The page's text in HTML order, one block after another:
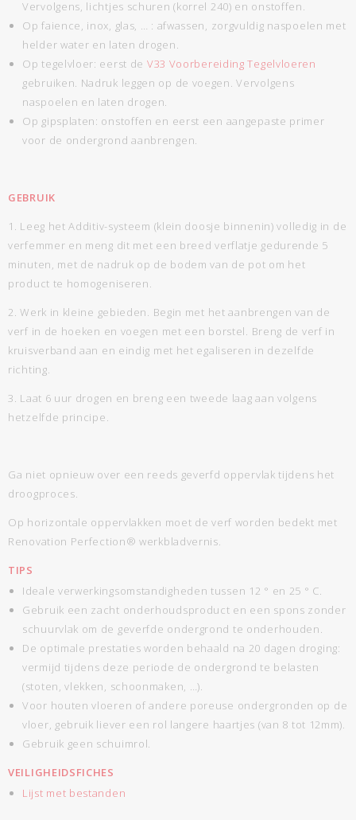
Vervolgens, lichtjes schuren (korrel 240) en onstoffen.
Op faience, inox, glas, … : afwassen, zorgvuldig naspoelen met
helder water en laten drogen.
Op tegelvloer: eerst de V33 Voorbereiding Tegelvloeren
gebruiken. Nadruk leggen op de voegen. Vervolgens
naspoelen en laten drogen.
Op gipsplaten: onstoffen en eerst een aangepaste primer
voor de ondergrond aanbrengen.
GEBRUIK
1. Leeg het Additiv-systeem (klein doosje binnenin) volledig in de
verfemmer en meng dit met een breed verflatje gedurende 5
minuten, met de nadruk op de bodem van de pot om het
product te homogeniseren.
2. Werk in kleine gebieden. Begin met het aanbrengen van de
verf in de hoeken en voegen met een borstel. Breng de verf in
kruisverband aan en eindig met het egaliseren in dezelfde
richting.
3. Laat 6 uur drogen en breng een tweede laag aan volgens
hetzelfde principe.
Ga niet opnieuw over een reeds geverfd oppervlak tijdens het
droogproces.
Op horizontale oppervlakken moet de verf worden bedekt met
Renovation Perfection® werkbladvernis.
TIPS
Ideale verwerkingsomstandigheden tussen 12 ° en 25 ° C.
Gebruik een zacht onderhoudsproduct en een spons zonder
schuurvlak om de geverfde ondergrond te onderhouden.
De optimale prestaties worden behaald na 20 dagen droging:
vermijd tijdens deze periode de ondergrond te belasten
(stoten, vlekken, schoonmaken, …).
Voor houten vloeren of andere poreuse ondergronden op de
vloer, gebruik liever een rol langere haartjes (van 8 tot 12mm).
Gebruik geen schuimrol.
VEILIGHEIDSFICHES
Lijst met bestanden